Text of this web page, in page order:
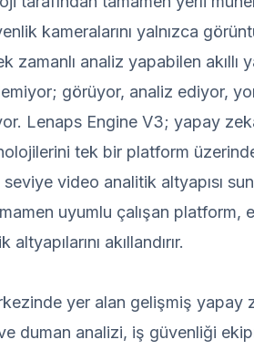
kameralarını yalnızca
zamanlı analiz yapabilen akıllı
görüyor, analiz ediyor,
Lenaps Engine V3; yapay
tek bir platform
video analitik altyapısı
uyumlu çalışan platform,
akıllandırır.
yer alan gelişmiş
duman analizi, iş güvenliği